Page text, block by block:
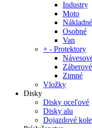
Industry
Moto
Nákladné
Osobné
Van
+ - Protektory
Záberové
Zimné
Vložky
Disky
Disky oceľové
Disky alu
Dojazdové